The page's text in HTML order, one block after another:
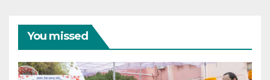
You missed